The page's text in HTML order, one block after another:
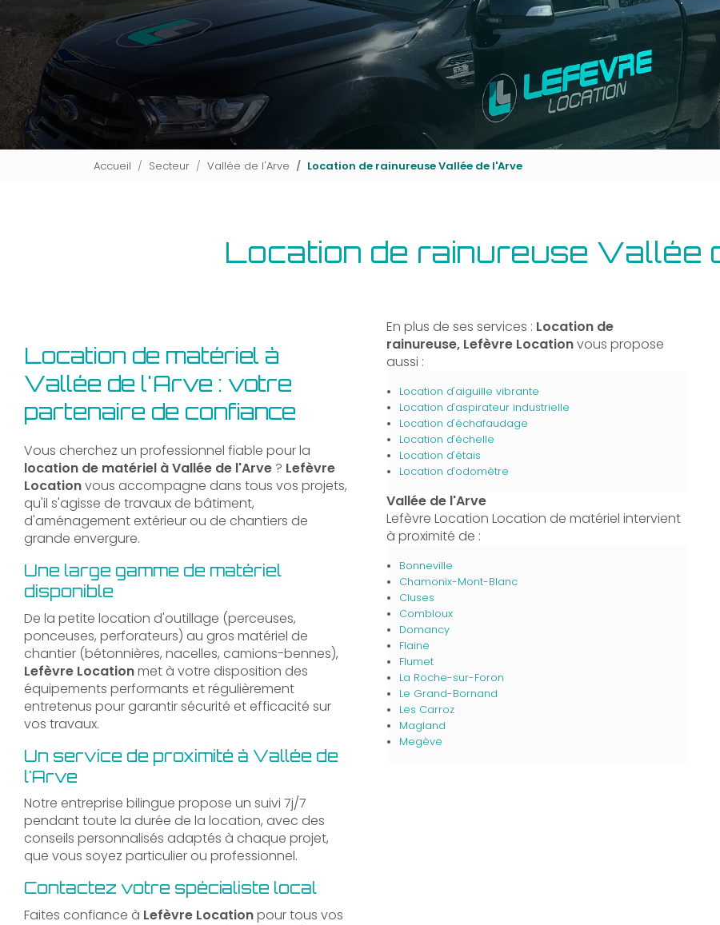
Accueil Secteur Vallée de l'Arve Location de rainureuse Vallée de l'Arve
Location de rainureuse Vallée
Location de matériel à
Vallée de l'Arve : votre
partenaire de confiance
Vous cherchez un professionnel fiable pour la
location de matériel à Vallée de l'Arve ? Lefèvre
Locationvous accompagne dans tous vos projets,
qu'il s'agisse de travaux de bâtiment,
d'aménagement extérieur ou de chantiers de
grande envergure.
Une large gamme de matériel
disponible
De la petite location d'outillage (perceuses,
ponceuses, perforateurs) au gros matériel de
chantier (bétonnières, nacelles, camions-bennes),
Lefèvre Locationmet à votre disposition des
équipements performants et régulièrement
entretenus pour garantir sécurité et efficacité sur
vos travaux.
Un service de proximité à Vallée de
l'Arve
Notre entreprise bilingue propose un suivi 7j/7
pendant toute la durée de la location, avec des
conseils personnalisés adaptés à chaque projet,
que vous soyez particulier ou professionnel.
Contactez votre spécialiste local
Faites confiance à Lefèvre Locationpour tous vos
En plus de ses services : Location de
rainureuse, Lefèvre Locationvous propose
aussi :
Location d'aiguille vibrante
Location d'aspirateur industrielle
Location d'échafaudage
Location d'échelle
Location d'étais
Location d'odomètre
Vallée de l'Arve
Lefèvre Location Location de matériel intervient
à proximité de :
Bonneville
Chamonix-Mont-Blanc
Cluses
Combloux
Domancy
Flaine
Flumet
La Roche-sur-Foron
Le Grand-Bornand
Les Carroz
Magland
Megève